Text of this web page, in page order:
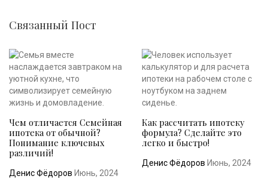
Связанный Пост
Чем отличается Семейная
ипотека от обычной?
Понимание ключевых
различий!
Денис Фёдоров Июнь, 2024
Как рассчитать ипотеку
формула? Сделайте это
легко и быстро!
Денис Фёдоров Июнь, 2024